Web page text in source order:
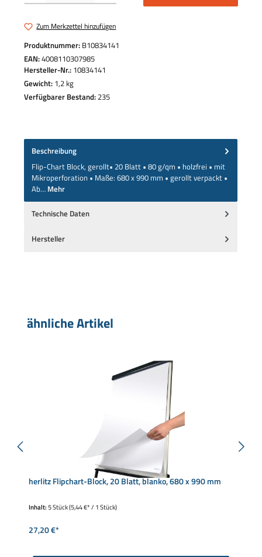
Zum Merkzettel hinzufügen
Produktnummer: B10834141
EAN:4008110307985
Hersteller-Nr.: 10834141
Gewicht: 1,2 kg
Verfügbarer Bestand:235
Beschreibung
Flip-Chart Block, gerollt• 20 Blatt • 80 g/qm • holzfrei • mit
Mikroperforation • Maße: 680 x 990 mm • gerollt verpackt •
Ab… Mehr
Technische Daten
Hersteller
Produktgalerie überspringen
ähnliche Artikel
herlitz Flipchart-Block, 20 Blatt, blanko, 680 x 990 mm
Inhalt:5 Stück(5,44 €* / 1 Stück)
27,20 €*